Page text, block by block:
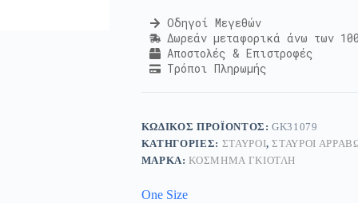
Οδηγοί Μεγεθών
Δωρεάν μεταφορικά άνω των
Αποστολές & Επιστροφές
Τρόποι Πληρωμής
ΚΩΔΙΚΌΣ ΠΡΟΪΌΝΤΟΣ:GK31079
ΚΑΤΗΓΟΡΊΕΣ: ΣΤΑΥΡΟΊ,ΣΤΑΥΡΟΊ
ΜΆΡΚΑ:ΚΟΣΜΗΜΑ ΓΚΙΟΤΛΗ
One Size